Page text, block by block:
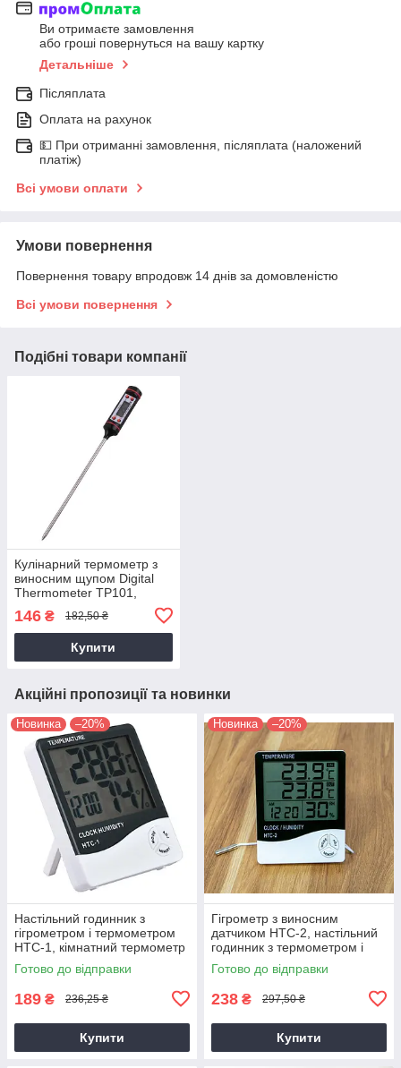
Ви отримаєте замовлення
або гроші повернуться на вашу картку
Детальніше
Післяплата
Оплата на рахунок
💵 При отриманні замовлення, післяплата (наложений
платіж)
Всі умови оплати
Умови повернення
Повернення товару впродовж 14 днів за домовленістю
Всі умови повернення
Подібні товари компанії
Кулінарний термометр з
виносним щупом Digital
Thermometer TP101,
кухонний
146 ₴ 182,50 ₴
Купити
Акційні пропозиції та новинки
Новинка –20%
Настільний годинник з
гігрометром і термометром
HTC-1, кімнатний термометр
з вологістю | термометр с
Готово до відправки
189 ₴ 236,25 ₴
Купити
Новинка –20%
Гігрометр з виносним
датчиком HTC-2, настільний
годинник з термометром і
гігрометром | гигрометр
Готово до відправки
238 ₴ 297,50 ₴
Купити